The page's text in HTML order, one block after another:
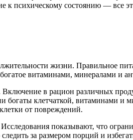
психическому состоянию — все
жизни. Правильное
витаминами, минералами и
в рацион различных
клетчаткой, витаминами
от повреждений.
показывают, что
за размером порций и